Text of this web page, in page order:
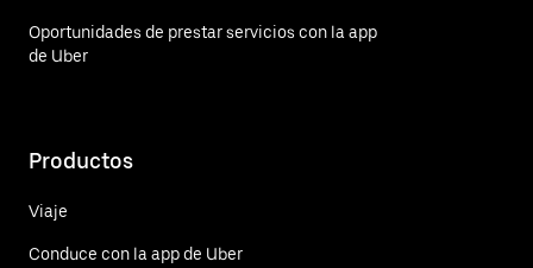
Oportunidades de prestar servicios con la app
de Uber
Productos
Viaje
Conduce con la app de Uber